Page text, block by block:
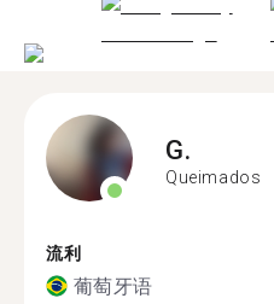
G.
Queimados
流利
葡萄牙语